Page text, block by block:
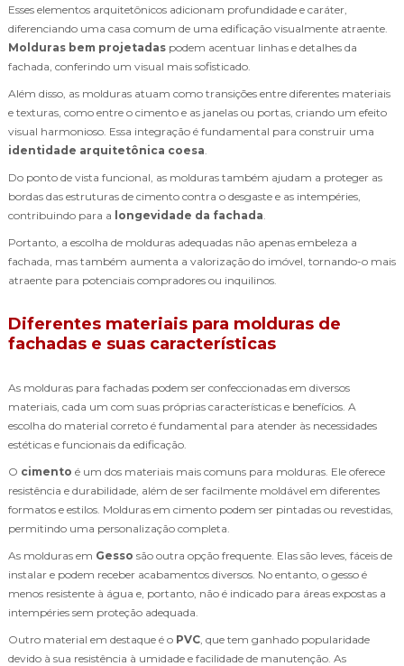
Esses elementos arquitetônicos adicionam profundidade e caráter,
diferenciando uma casa comum de uma edificação visualmente atraente.
Molduras bem projetadas podem acentuar linhas e detalhes da
fachada, conferindo um visual mais sofisticado.
Além disso, as molduras atuam como transições entre diferentes materiais
e texturas, como entre o cimento e as janelas ou portas, criando um efeito
visual harmonioso. Essa integração é fundamental para construir uma
identidade arquitetônica coesa
Do ponto de vista funcional, as molduras também ajudam a proteger as
bordas das estruturas de cimento contra o desgaste e as intempéries,
contribuindo para a longevidade da fachada
Portanto, a escolha de molduras adequadas não apenas embeleza a
fachada, mas também aumenta a valorização do imóvel, tornando-o mais
atraente para potenciais compradores ou inquilinos.
Diferentes materiais para molduras de
fachadas e suas características
As molduras para fachadas podem ser confeccionadas em diversos
materiais, cada um com suas próprias características e benefícios. A
escolha do material correto é fundamental para atender às necessidades
estéticas e funcionais da edificação.
O cimento é um dos materiais mais comuns para molduras. Ele oferece
resistência e durabilidade, além de ser facilmente moldável em diferentes
formatos e estilos. Molduras em cimento podem ser pintadas ou revestidas,
permitindo uma personalização completa.
As molduras em Gesso são outra opção frequente. Elas são leves, fáceis de
instalar e podem receber acabamentos diversos. No entanto, o gesso é
menos resistente à água e, portanto, não é indicado para áreas expostas a
intempéries sem proteção adequada.
Outro material em destaque é o PVC , que tem ganhado popularidade
devido à sua resistência à umidade e facilidade de manutenção. As